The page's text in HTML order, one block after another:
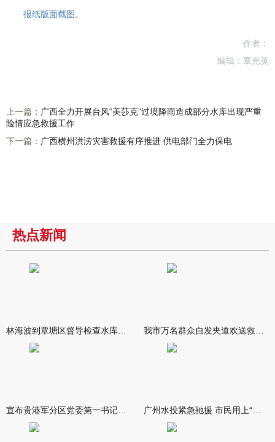
报纸版面截图。
作者：
编辑：覃光英
上一篇： 广西全力开展台风“美莎克”过境降雨造成部分水库出现严重
险情应急救援工作
下一篇： 广西横州洪涝灾害救援有序推进 供电部门全力保电
热点新闻